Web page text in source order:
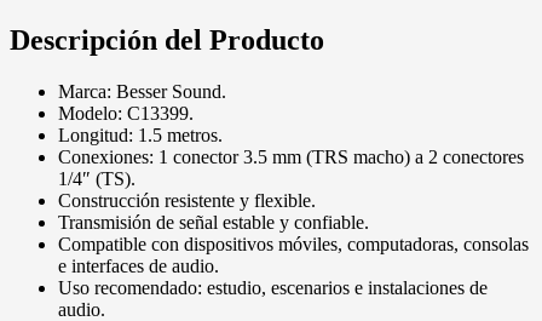
Descripción del Producto
Marca: Besser Sound.
Modelo: C13399.
Longitud: 1.5 metros.
Conexiones: 1 conector 3.5 mm (TRS macho) a 2 conectores
1/4″ (TS).
Construcción resistente y flexible.
Transmisión de señal estable y confiable.
Compatible con dispositivos móviles, computadoras, consolas
e interfaces de audio.
Uso recomendado: estudio, escenarios e instalaciones de
audio.